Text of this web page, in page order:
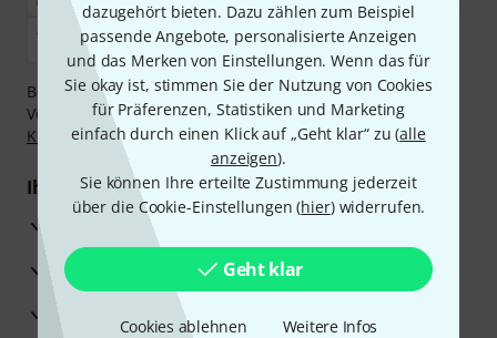
dazugehört bieten. Dazu zählen zum Beispiel
passende Angebote, personalisierte Anzeigen
und das Merken von Einstellungen. Wenn das für
Sie okay ist, stimmen Sie der Nutzung von Cookies
für Präferenzen, Statistiken und Marketing
einfach durch einen Klick auf „Geht klar“ zu (alle
anzeigen).
Sie können Ihre erteilte Zustimmung jederzeit
über die Cookie-Einstellungen (hier) widerrufen.
Geht klar
Cookies ablehnen Weitere Infos
Bezahlen Sie vertraulich und sicher per Nachnahme,
Vorkasse, PayPal, Amazon Pay,Klarna Sofort bezahlen
Klarna Ratenzahlungoder Kreditkarte.
Ihre Vorteile
3 Jahre Thomann Garantie
30 Tage Money-Back-Garantie